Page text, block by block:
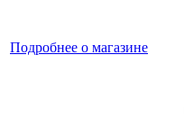
Подробнее о магазине